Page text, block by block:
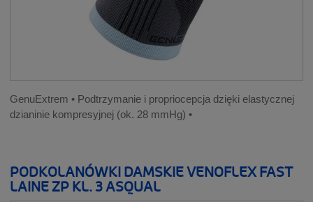
GenuExtrem • Podtrzymanie i propriocepcja dzięki elastycznej
dzianinie kompresyjnej (ok. 28 mmHg) •
PODKOLANÓWKI DAMSKIE VENOFLEX FAST
LAINE ZP KL. 3 ASQUAL